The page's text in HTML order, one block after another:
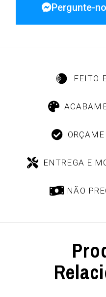
Pergunte-
FEITO
ENTREGA E
NÃO